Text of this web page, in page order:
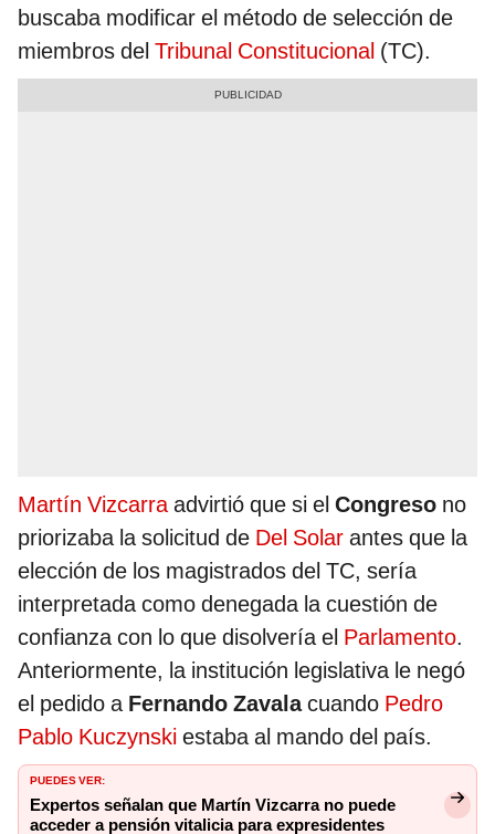
buscaba modificar el método de selección de
miembros del Tribunal Constitucional (TC).
Martín Vizcarraadvirtió que si el Congreso no
priorizaba la solicitud de Del Solar antes que la
elección de los magistrados del TC, sería
interpretada como denegada la cuestión de
confianza con lo que disolvería el Parlamento.
Anteriormente, la institución legislativa le negó
el pedido a Fernando Zavalacuando Pedro
Pablo Kuczynski estaba al mando del país.
PUEDES VER:
Expertos señalan que Martín Vizcarra no puede
acceder a pensión vitalicia para expresidentes